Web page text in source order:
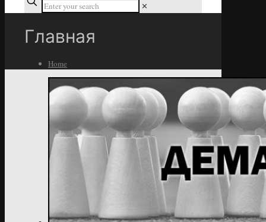
✕
Главная
Home